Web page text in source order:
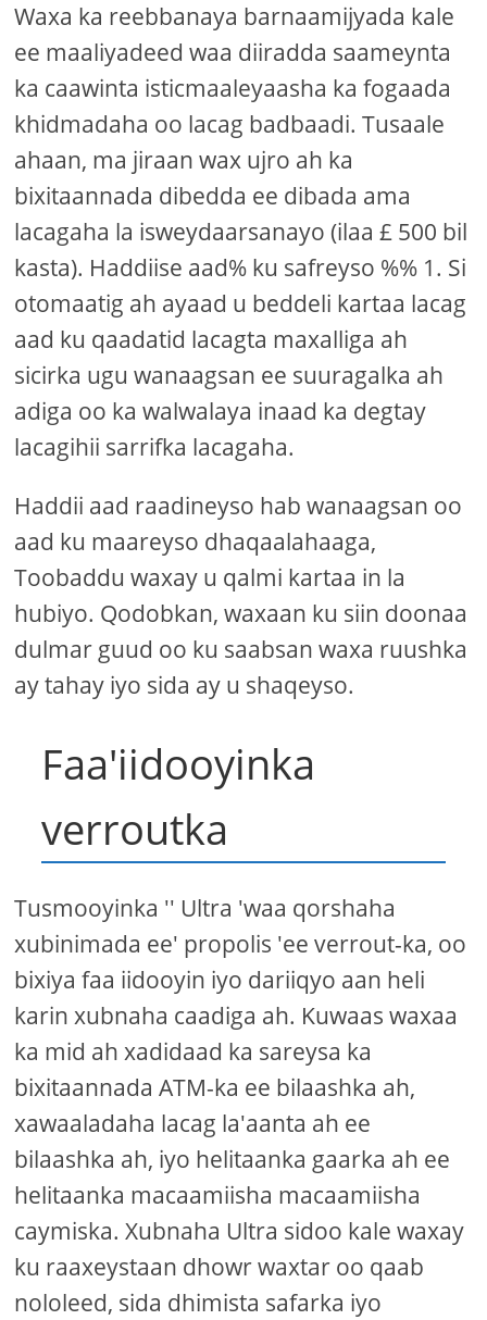
Waxa ka reebbanaya barnaamijyada kale
ee maaliyadeed waa diiradda saameynta
ka caawinta isticmaaleyaasha ka fogaada
khidmadaha oo lacag badbaadi. Tusaale
ahaan, ma jiraan wax ujro ah ka
bixitaannada dibedda ee dibada ama
lacagaha la isweydaarsanayo (ilaa £ 500 bil
kasta). Haddiise aad% ku safreyso %% 1. Si
otomaatig ah ayaad u beddeli kartaa lacag
aad ku qaadatid lacagta maxalliga ah
sicirka ugu wanaagsan ee suuragalka ah
adiga oo ka walwalaya inaad ka degtay
lacagihii sarrifka lacagaha.
Haddii aad raadineyso hab wanaagsan oo
aad ku maareyso dhaqaalahaaga,
Toobaddu waxay u qalmi kartaa in la
hubiyo. Qodobkan, waxaan ku siin doonaa
dulmar guud oo ku saabsan waxa ruushka
ay tahay iyo sida ay u shaqeyso.
Faa'iidooyinka
verroutka
Tusmooyinka '' Ultra 'waa qorshaha
xubinimada ee' propolis 'ee verrout-ka, oo
bixiya faa iidooyin iyo dariiqyo aan heli
karin xubnaha caadiga ah. Kuwaas waxaa
ka mid ah xadidaad ka sareysa ka
bixitaannada ATM-ka ee bilaashka ah,
xawaaladaha lacag la'aanta ah ee
bilaashka ah, iyo helitaanka gaarka ah ee
helitaanka macaamiisha macaamiisha
caymiska. Xubnaha Ultra sidoo kale waxay
ku raaxeystaan ​​dhowr waxtar oo qaab
nololeed, sida dhimista safarka iyo